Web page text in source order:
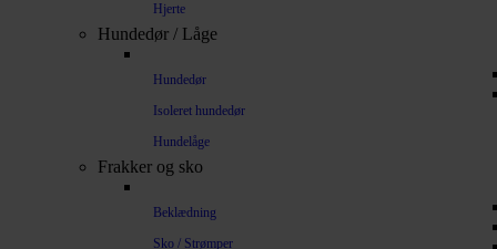
Hjerte
Hundedør / Låge
Hundedør
Isoleret hundedør
Hundelåge
Frakker og sko
Beklædning
Sko / Strømper